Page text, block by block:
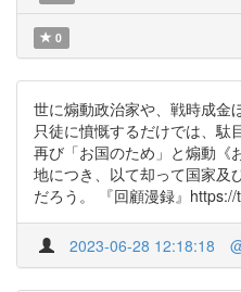
0
世に煽動政治家や、戦時成金
只徒に憤慨するだけでは、駄
再び「お国のため」と煽動《
地につき、以て却って国家及
だろう。 『回顧漫録』
2023-06-28 12:18:18